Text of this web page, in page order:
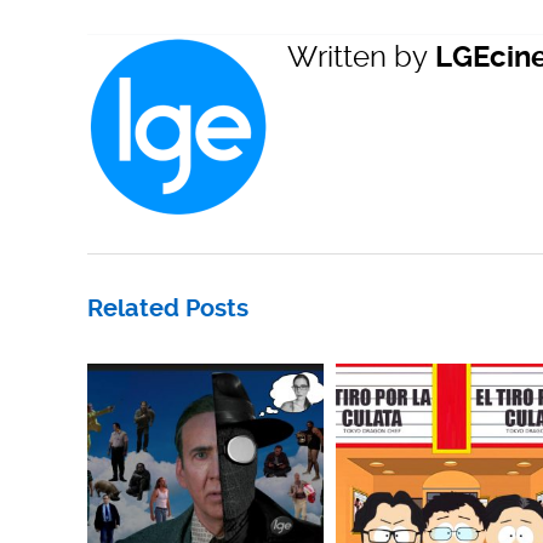
Written by
Related Posts